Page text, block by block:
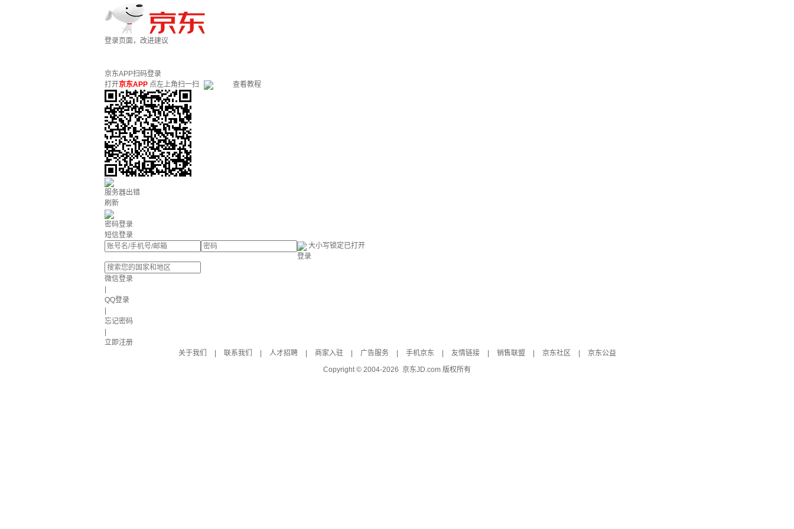
登录页面，改进建议
京东APP扫码登录
打开京东APP 点左上角扫一扫 查看教程
服务器出错
刷新
密码登录
短信登录
大小写锁定已打开
登录
微信登录
QQ登录
忘记密码
立即注册
关于我们
联系我们 人才招聘 商家入驻 广告服务 手机京东 友情链接 销售联盟 京东社区
京东公益
Copyright © 2004-2026 京东JD.com 版权所有